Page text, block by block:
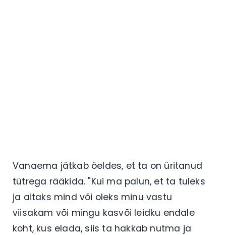
Vanaema jätkab öeldes, et ta on üritanud
tütrega rääkida. "Kui ma palun, et ta tuleks
ja aitaks mind või oleks minu vastu
viisakam või mingu kasvõi leidku endale
koht, kus elada, siis ta hakkab nutma ja